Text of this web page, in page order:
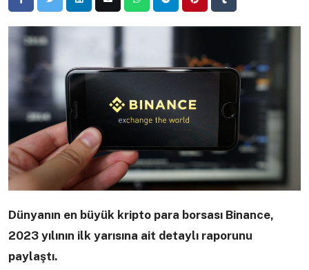
Dünyanın en büyük kripto para borsası Binance,
2023 yılının ilk yarısına ait detaylı raporunu
paylaştı.